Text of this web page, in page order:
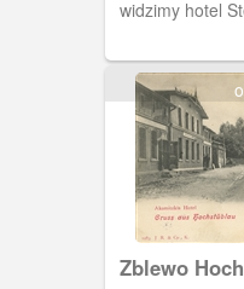
widzimy hotel
Anny z 1833
świątynia
Zblewo